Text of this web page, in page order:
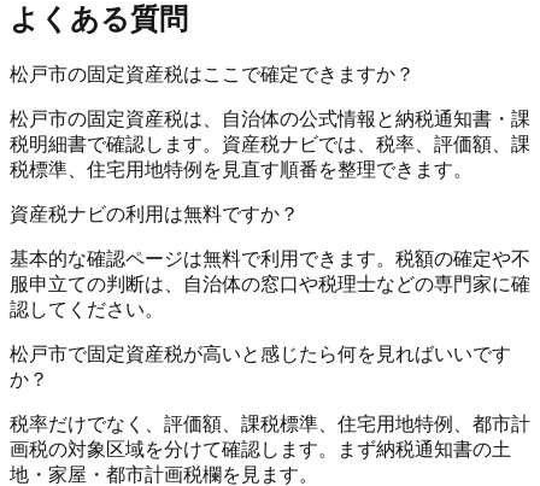
よくある質問
松戸市の固定資産税はここで確定できますか？
松戸市の固定資産税は、自治体の公式情報と納税通知書・課
税明細書で確認します。資産税ナビでは、税率、評価額、課
税標準、住宅用地特例を見直す順番を整理できます。
資産税ナビの利用は無料ですか？
基本的な確認ページは無料で利用できます。税額の確定や不
服申立ての判断は、自治体の窓口や税理士などの専門家に確
認してください。
松戸市で固定資産税が高いと感じたら何を見ればいいです
か？
税率だけでなく、評価額、課税標準、住宅用地特例、都市計
画税の対象区域を分けて確認します。まず納税通知書の土
地・家屋・都市計画税欄を見ます。